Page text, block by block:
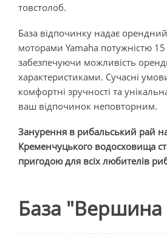
товстолоб.
База відпочинку надає
моторами Yamaha потужністю 15
забезпечуючи можливість
характеристиками. Сучасні
комфортні зручності та
ваш відпочинок неповторним.
Занурення в рибальський рай
Кременчуцького водосховища
пригодою для всіх любителів
База